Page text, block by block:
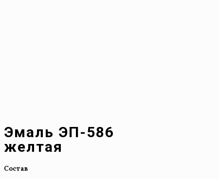
Эмаль ЭП-586
желтая
Состав